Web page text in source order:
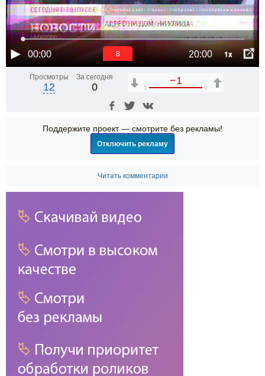
00:00 20:00 1x
7
Просмотры
12
За сегодня
0
−1
1 0
Поддержите проект — смотрите без рекламы!
Отключить рекламу
Читать комментарии